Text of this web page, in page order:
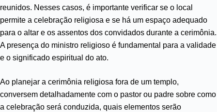
reunidos. Nesses casos, é importante verificar se o local
permite a celebração religiosa e se há um espaço adequado
para o altar e os assentos dos convidados durante a cerimônia.
A presença do ministro religioso é fundamental para a validade
e o significado espiritual do ato.
Ao planejar a cerimônia religiosa fora de um templo,
conversem detalhadamente com o pastor ou padre sobre como
a celebração será conduzida, quais elementos serão